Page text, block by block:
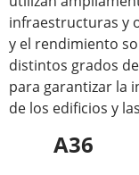
infraestructuras y
y el rendimiento
distintos grados
para garantizar la
de los edificios y
A36